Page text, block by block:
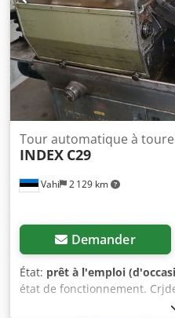
Vahi 2 129 km
Tour automatique à
INDEX C29
Demander
État: prêt à l'emploi
état de fonctionnement.